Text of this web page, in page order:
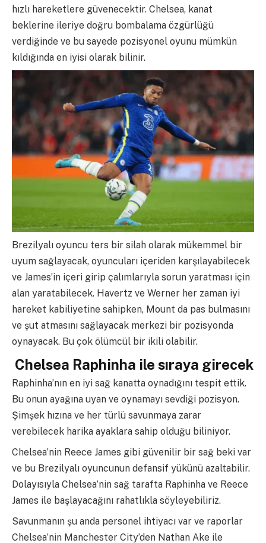
hızlı hareketlere güvenecektir. Chelsea, kanat
beklerine ileriye doğru bombalama özgürlüğü
verdiğinde ve bu sayede pozisyonel oyunu mümkün
kıldığında en iyisi olarak bilinir.
Brezilyalı oyuncu ters bir silah olarak mükemmel bir
uyum sağlayacak, oyuncuları içeriden karşılayabilecek
ve James’in içeri girip çalımlarıyla sorun yaratması için
alan yaratabilecek. Havertz ve Werner her zaman iyi
hareket kabiliyetine sahipken, Mount da pas bulmasını
ve şut atmasını sağlayacak merkezi bir pozisyonda
oynayacak. Bu çok ölümcül bir ikili olabilir.
Chelsea Raphinha ile sıraya girecek
Raphinha’nın en iyi sağ kanatta oynadığını tespit ettik.
Bu onun ayağına uyan ve oynamayı sevdiği pozisyon.
Şimşek hızına ve her türlü savunmaya zarar
verebilecek harika ayaklara sahip olduğu biliniyor.
Chelsea’nin Reece James gibi güvenilir bir sağ beki var
ve bu Brezilyalı oyuncunun defansif yükünü azaltabilir.
Dolayısıyla Chelsea’nin sağ tarafta Raphinha ve Reece
James ile başlayacağını rahatlıkla söyleyebiliriz.
Savunmanın şu anda personel ihtiyacı var ve raporlar
Chelsea’nin Manchester City’den Nathan Ake ile